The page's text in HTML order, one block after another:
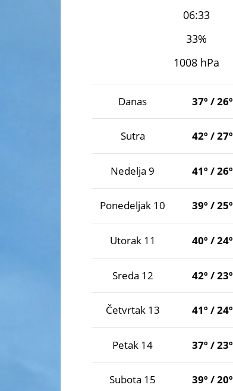
06:33
33%
1008 hPa
Danas 37º / 26º
Sutra 42º / 27º
Nedelja 9 41º / 26º
Ponedeljak 10 39º / 25º
Utorak 11 40º / 24º
Sreda 12 42º / 23º
Četvrtak 13 41º / 24º
Petak 14 37º / 23º
Subota 15 39º / 20º